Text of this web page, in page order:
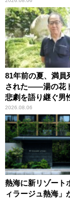
81年前の夏、満員
された――湯の花
悲劇を語り継ぐ男
2026.08.06
熱海に新リゾート
ィラージュ熱海」